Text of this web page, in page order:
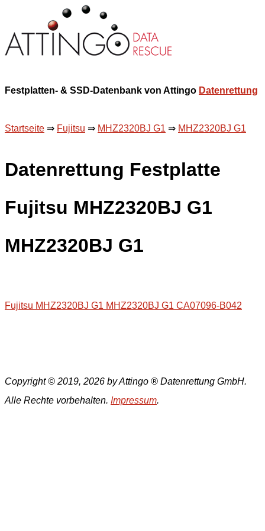
Festplatten- & SSD-Datenbank von Attingo Datenrettung
Startseite ⇒ Fujitsu ⇒ MHZ2320BJ G1 ⇒ MHZ2320BJ G1
Datenrettung Festplatte
Fujitsu MHZ2320BJ G1
MHZ2320BJ G1
Fujitsu MHZ2320BJ G1 MHZ2320BJ G1 CA07096-B042
Copyright © 2019, 2026 by Attingo ® Datenrettung GmbH.
Alle Rechte vorbehalten. Impressum.